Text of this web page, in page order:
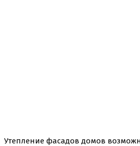
Утепление фасадов домов